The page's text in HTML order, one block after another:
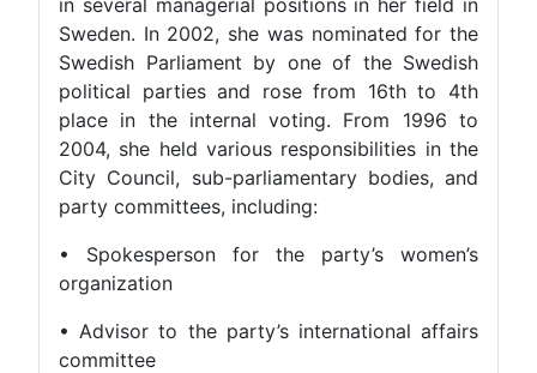
Sweden. In 2002, she was nominated for the
Swedish Parliament by one of the Swedish
political parties and rose from 16th to 4th
place in the internal voting. From 1996 to
2004, she held various responsibilities in the
City Council, sub-parliamentary bodies, and
party committees, including:
• Spokesperson for the party’s women’s
organization
• Advisor to the party’s international affairs
committee